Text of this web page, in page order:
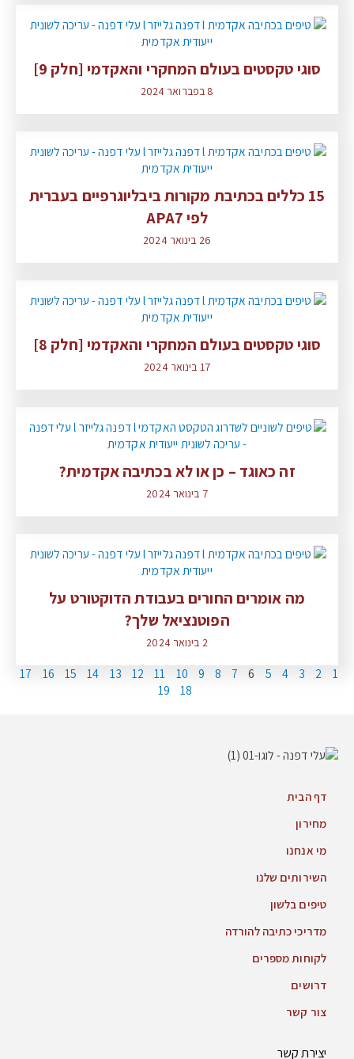
סוגי טקסטים בעולם המחקרי והאקדמי [חלק 9]
8 בפברואר 2024
15 כללים בכתיבת מקורות ביבליוגרפיים בעברית
לפי APA7
26 בינואר 2024
סוגי טקסטים בעולם המחקרי והאקדמי [חלק 8]
17 בינואר 2024
זה כאוגד – כן או לא בכתיבה אקדמית?
7 בינואר 2024
מה אומרים החורים בעבודת הדוקטורט על
הפוטנציאל שלך?
2 בינואר 2024
1
2
3
4
5
6
7
8
9
10
11
12
13
14
15
16
17
18
19
דף הבית
מחירון
מי אנחנו
השירותים שלנו
טיפים בלשון
מדריכי כתיבה להורדה
לקוחות מספרים
דרושים
צור קשר
יצירת קשר